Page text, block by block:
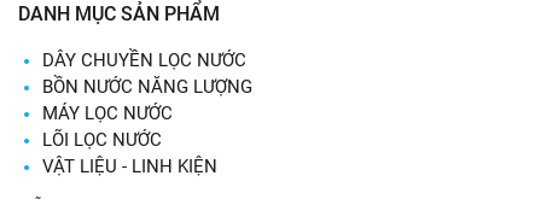
DANH MỤC SẢN PHẨM
DÂY CHUYỀN LỌC NƯỚC
BỒN NƯỚC NĂNG LƯỢNG
MÁY LỌC NƯỚC
LÕI LỌC NƯỚC
VẬT LIỆU - LINH KIỆN